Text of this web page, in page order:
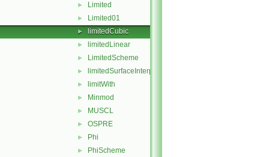
► Limited
► Limited01
► limitedCubic
► limitedLinear
► LimitedScheme
► limitedSurfaceInterpolationScheme
► limitWith
► Minmod
► MUSCL
► OSPRE
► Phi
► PhiScheme